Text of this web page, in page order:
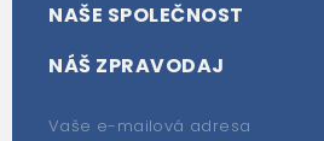
NAŠE SPOLEČNOST
NÁŠ ZPRAVODAJ